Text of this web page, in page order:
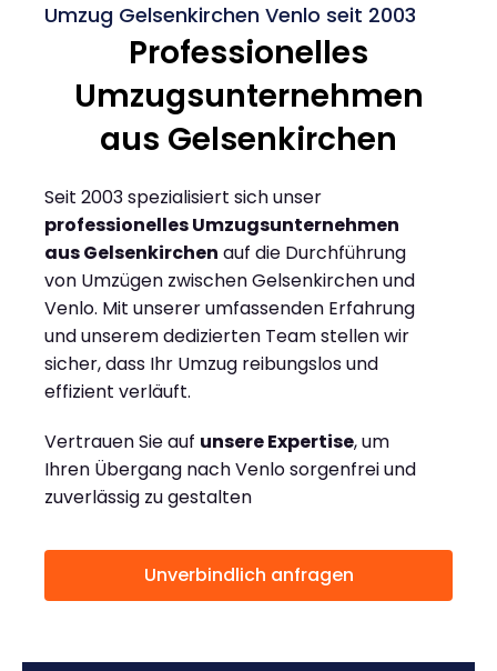
Umzug Gelsenkirchen Venlo seit 2003
Professionelles
Umzugsunternehmen
aus Gelsenkirchen
Seit 2003 spezialisiert sich unser
professionelles Umzugsunternehmen
aus Gelsenkirchen auf die Durchführung
von Umzügen zwischen Gelsenkirchen und
Venlo. Mit unserer umfassenden Erfahrung
und unserem dedizierten Team stellen wir
sicher, dass Ihr Umzug reibungslos und
effizient verläuft.
Vertrauen Sie auf unsere Expertise, um
Ihren Übergang nach Venlo sorgenfrei und
zuverlässig zu gestalten
Unverbindlich anfragen